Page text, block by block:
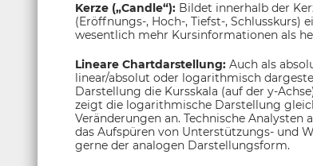
Kerze („Candle“): Bildet innerhalb der
(Eröffnungs-, Hoch-, Tiefst-, Schlusskurs)
wesentlich mehr Kursinformationen als
Lineare Chartdarstellung: Auch als
linear/absolut oder logarithmisch
Darstellung die Kursskala (auf der y-
zeigt die logarithmische Darstellung
Veränderungen an. Technische
das Aufspüren von Unterstützungs- und
gerne der analogen Darstellungsform.